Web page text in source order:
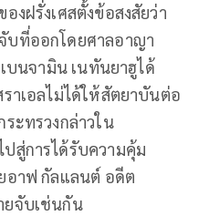
งฝรั่งเศสตั้งข้อสงสัยว่า
บที่ออกโดยศาลอาญา
บนจามิน เนทันยาฮูได้
าเอลไม่ได้ให้สัตยาบันต่อ
ะทรวงกล่าวใน
ปสู่การได้รับความคุ้ม
อาฟ กัลแลนต์ อดีต
ยจับเช่นกัน